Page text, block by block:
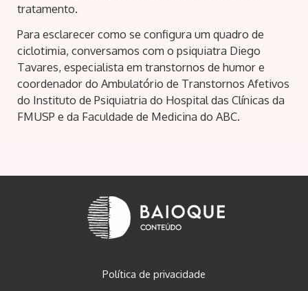
tratamento.
Para esclarecer como se configura um quadro de
ciclotimia, conversamos com o psiquiatra Diego
Tavares, especialista em transtornos de humor e
coordenador do Ambulatório de Transtornos Afetivos
do Instituto de Psiquiatria do Hospital das Clínicas da
FMUSP e da Faculdade de Medicina do ABC.
Política de privacidade